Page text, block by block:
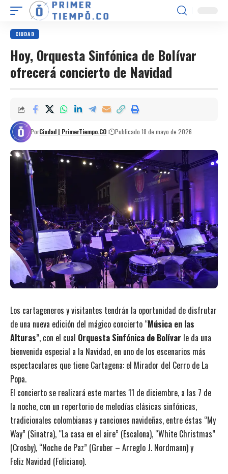
CIUDAD
Hoy, Orquesta Sinfónica de Bolívar
ofrecerá concierto de Navidad
PorCiudad | PrimerTiempo.CO Publicado 18 de mayo de 2026
Los cartageneros y visitantes tendrán la oportunidad de disfrutar
de una nueva edición del mágico concierto “Música en las
Alturas”, con el cual Orquesta Sinfónica de Bolívar le da una
bienvenida especial a la Navidad, en uno de los escenarios más
espectaculares que tiene Cartagena: el Mirador del Cerro de La
Popa.
El concierto se realizará este martes 11 de diciembre, a las 7 de
la noche, con un repertorio de melodías clásicas sinfónicas,
tradicionales colombianas y canciones navideñas, entre éstas “My
Way” (Sinatra), “La casa en el aire” (Escalona), “White Christmas”
(Crosby), “Noche de Paz” (Gruber – Arreglo J. Nordmann) y
Feliz Navidad (Feliciano).